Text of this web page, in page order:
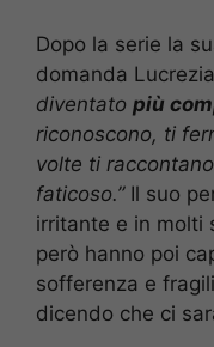
Dopo la serie la
domanda
diventato più
riconoscono, ti
volte ti
faticoso.” Il suo
irritante e in molti
però hanno poi
sofferenza e
dicendo che ci